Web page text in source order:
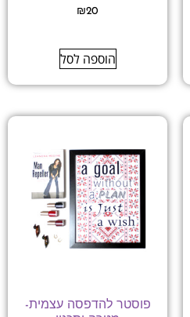
₪20
הוספה לסל
פוסטר להדפסה עצמית-